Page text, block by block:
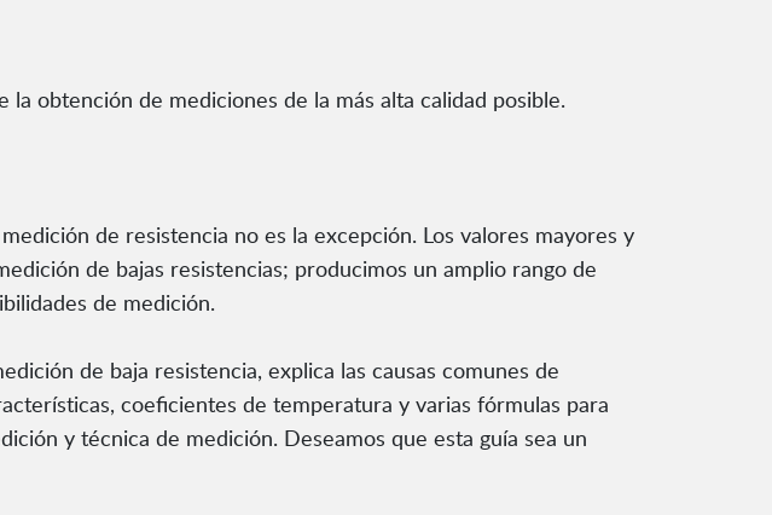
obtención de mediciones de la más alta calidad posible.
de resistencia no es la excepción. Los valores mayores y
de bajas resistencias; producimos un amplio rango de
de medición.
de baja resistencia, explica las causas comunes de
coeficientes de temperatura y varias fórmulas para
y técnica de medición. Deseamos que esta guía sea un